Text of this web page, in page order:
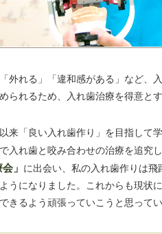
外れる」「違和感がある」など
られるため、入れ歯治療を得意と
来「良い入れ歯作り」を目指して
入れ歯と咬み合わせの治療を追究
」 に出会い、私の入れ歯作りは
うになりました。これからも現状
きるよう頑張っていこうと思ってい